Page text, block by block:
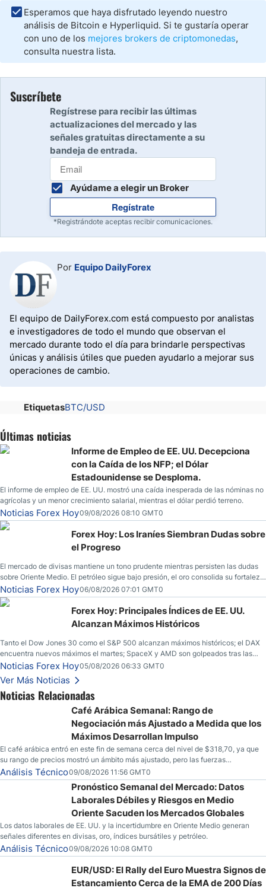
Esperamos que haya disfrutado leyendo nuestro
análisis de Bitcoin e Hyperliquid. Si te gustaría operar
con uno de los mejores brokers de criptomonedas,
consulta nuestra lista.
Suscríbete
Regístrese para recibir las últimas
actualizaciones del mercado y las
señales gratuitas directamente a su
bandeja de entrada.
Ayúdame a elegir un Broker
Regístrate
*Registrándote aceptas recibir comunicaciones.
Por Equipo DailyForex
El equipo de DailyForex.com está compuesto por analistas
e investigadores de todo el mundo que observan el
mercado durante todo el día para brindarle perspectivas
únicas y análisis útiles que pueden ayudarlo a mejorar sus
operaciones de cambio.
EtiquetasBTC/USD
Últimas noticias
Informe de Empleo de EE. UU. Decepciona
con la Caída de los NFP; el Dólar
Estadounidense se Desploma.
El informe de empleo de EE. UU. mostró una caída inesperada de las nóminas no
agrícolas y un menor crecimiento salarial, mientras el dólar perdió terreno.
Noticias Forex Hoy09/08/2026 08:10 GMT0
Forex Hoy: Los Iraníes Siembran Dudas sobre
el Progreso
El mercado de divisas mantiene un tono prudente mientras persisten las dudas
sobre Oriente Medio. El petróleo sigue bajo presión, el oro consolida su fortaleza
y los operadores esperan nuevas referencias económicas desde Estados
Unidos.
Noticias Forex Hoy06/08/2026 07:01 GMT0
Forex Hoy: Principales Índices de EE. UU.
Alcanzan Máximos Históricos
Tanto el Dow Jones 30 como el S&P 500 alcanzan máximos históricos; el DAX
encuentra nuevos máximos el martes; SpaceX y AMD son golpeados tras las
llamadas de ganancias; el petróleo crudo cae por debajo de los $80 con nuevas
esperanzas; el dólar estadounidense continúa intentando estabilizarse frente al
yen; el peso mexicano ve un repunte a medida que las tasas caen en EE. UU.
Noticias Forex Hoy05/08/2026 06:33 GMT0
Ver Más Noticias
Noticias Relacionadas
Café Arábica Semanal: Rango de
Negociación más Ajustado a Medida que los
Máximos Desarrollan Impulso
El café arábica entró en este fin de semana cerca del nivel de $318,70, ya que
su rango de precios mostró un ámbito más ajustado, pero las fuerzas
especulativas también están mostrando señales de que una mayor volatilidad
podría estar en el horizonte para la mercancía.
Análisis Técnico09/08/2026 11:56 GMT0
Pronóstico Semanal del Mercado: Datos
Laborales Débiles y Riesgos en Medio
Oriente Sacuden los Mercados Globales
Los datos laborales de EE. UU. y la incertidumbre en Oriente Medio generan
señales diferentes en divisas, oro, índices bursátiles y petróleo.
Análisis Técnico09/08/2026 10:08 GMT0
EUR/USD: El Rally del Euro Muestra Signos de
Estancamiento Cerca de la EMA de 200 Días